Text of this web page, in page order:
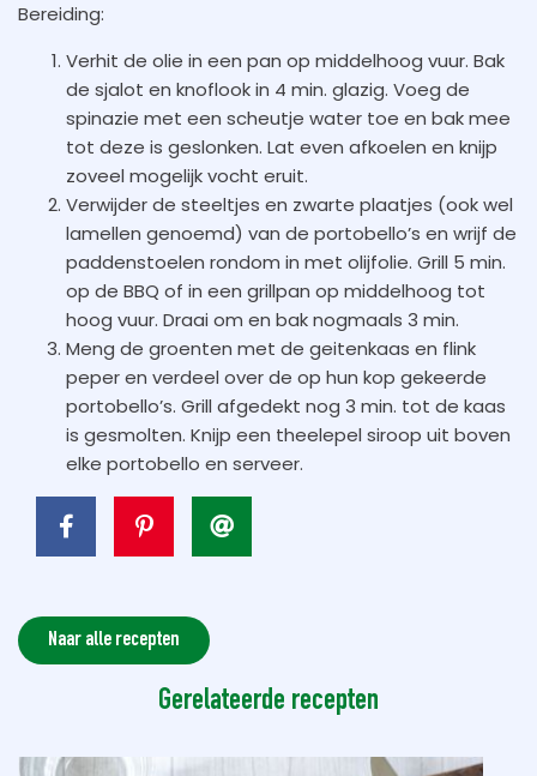
Bereiding:
Verhit de olie in een pan op middelhoog vuur. Bak
de sjalot en knoflook in 4 min. glazig. Voeg de
spinazie met een scheutje water toe en bak mee
tot deze is geslonken. Lat even afkoelen en knijp
zoveel mogelijk vocht eruit.
Verwijder de steeltjes en zwarte plaatjes (ook wel
lamellen genoemd) van de portobello’s en wrijf de
paddenstoelen rondom in met olijfolie. Grill 5 min.
op de BBQ of in een grillpan op middelhoog tot
hoog vuur. Draai om en bak nogmaals 3 min.
Meng de groenten met de geitenkaas en flink
peper en verdeel over de op hun kop gekeerde
portobello’s. Grill afgedekt nog 3 min. tot de kaas
is gesmolten. Knijp een theelepel siroop uit boven
elke portobello en serveer.
Naar alle recepten
Gerelateerde recepten